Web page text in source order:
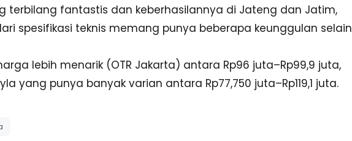
terbilang fantastis dan keberhasilannya di Jateng dan Jatim,
spesifikasi teknis memang punya beberapa keunggulan selain
lebih menarik (OTR Jakarta) antara Rp96 juta–Rp99,9 juta,
yang punya banyak varian antara Rp77,750 juta–Rp119,1 juta.